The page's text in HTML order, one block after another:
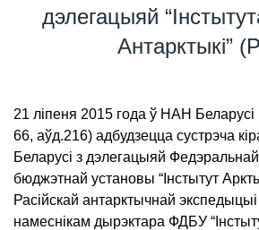
дэлегацыяй
Антарктыкі”
21 ліпеня 2015 года ў НАН
66, аўд.216) адбудзецца сустрэча
Беларусі з дэлегацыяй
бюджэтнай установы “Інстытут
Расійскай антарктычнай
намеснікам дырэктара ФДБУ